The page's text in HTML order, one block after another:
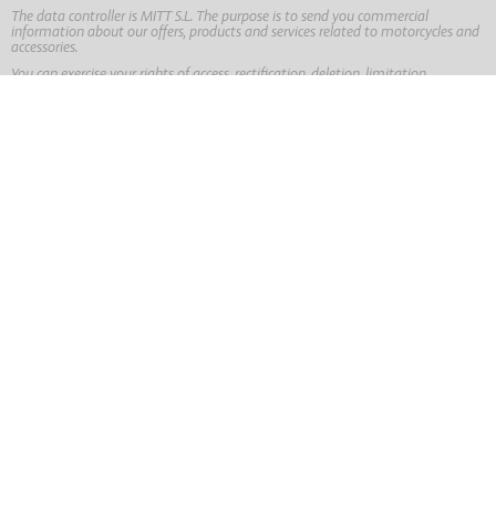
The data controller is MITT S.L. The purpose is to send you commercial
information about our offers, products and services related to motorcycles and
accessories.
You can exercise your rights of access, rectification, deletion, limitation,